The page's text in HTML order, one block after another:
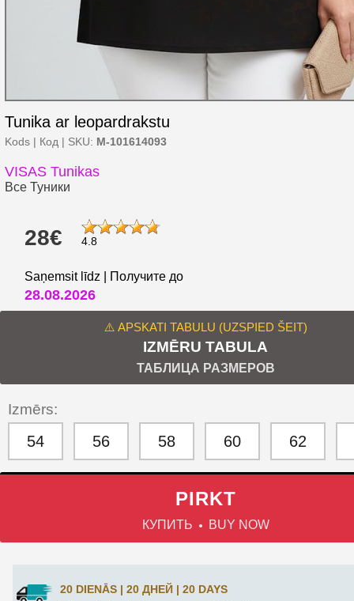
Tunika ar leopardrakstu
Kods | Код | SKU: M-101614093
VISAS Tunikas
Все Туники
28€ 4.8
Saņemsit līdz | Получите до
28.08.2026
⚠️ APSKATI TABULU (UZSPIED ŠEIT)
IZMĒRU TABULA
ТАБЛИЦА РАЗМЕРОВ
Izmērs:
54 56 58 60 62
PIRKT
КУПИТЬ BUY NOW
20 DIENĀS | 20 ДНЕЙ | 20 DAYS